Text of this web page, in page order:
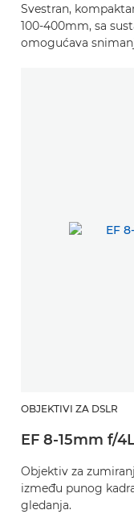
Svestran,
100-400mm, sa
omogućava
OBJEKTIVI ZA DSLR
EF 8-15mm f/
Objektiv za
između punog
gledanja.